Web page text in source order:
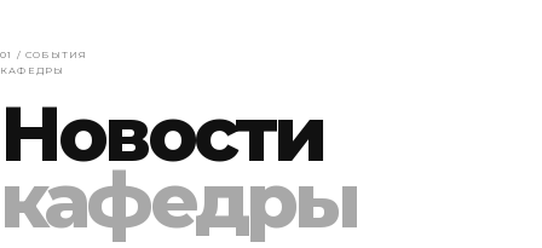
01 / СОБЫТИЯ
КАФЕДРЫ
Новости
кафедры